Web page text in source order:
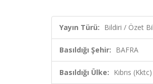
Yayın Türü: Bildiri / Özet
Basıldığı Şehir: BAFRA
Basıldığı Ülke: Kıbrıs (Kktc)